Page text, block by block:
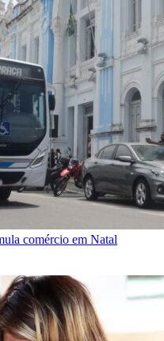
comércio em Natal